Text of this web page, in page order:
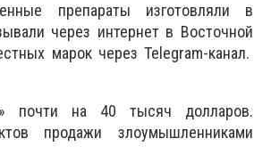
препараты изготовляли в
через интернет в Восточной
марок через Telegram-канал.
почти на 40 тысяч долларов.
продажи злоумышленниками